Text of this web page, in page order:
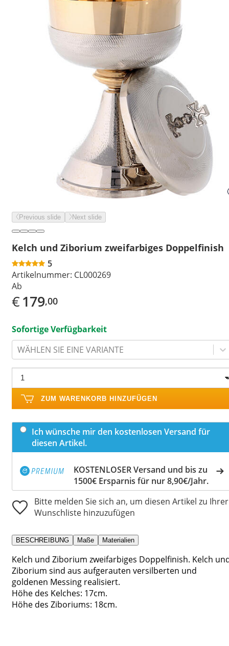
Previous slide Next slide
Kelch und Ziborium zweifarbiges Doppelfinish
5
Artikelnummer: CL000269
Ab
€179,00
Sofortige Verfügbarkeit
WÄHLEN SIE EINE VARIANTE
ZUM WARENKORB HINZUFÜGEN
Ich wünsche mir den kostenlosen Versand für
diesen Artikel.
KOSTENLOSER Versand und bis zu
1500€ Ersparnis für nur 8,90€/Jahr.
Bitte melden Sie sich an, um diesen Artikel zu Ihrer
Wunschliste hinzuzufügen
BESCHREIBUNG Maße Materialien
Kelch und Ziborium zweifarbiges Doppelfinish. Kelch
Ziborium sind aus aufgerauten versilberten und
goldenen Messing realisiert.
Höhe des Kelches: 17cm.
Höhe des Ziboriums: 18cm.